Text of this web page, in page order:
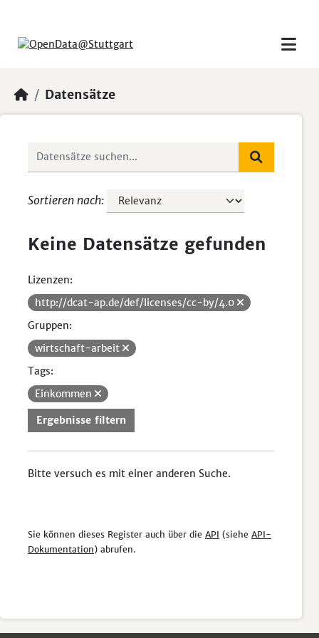
Datensätze
Sortieren nach
Keine Datensätze gefunden
Lizenzen:
http://dcat-ap.de/def/licenses/cc-by/4.0
Gruppen:
wirtschaft-arbeit
Tags:
Einkommen
Ergebnisse filtern
Bitte versuch es mit einer anderen Suche.
Sie können dieses Register auch über die API (siehe API-
Dokumentation) abrufen.